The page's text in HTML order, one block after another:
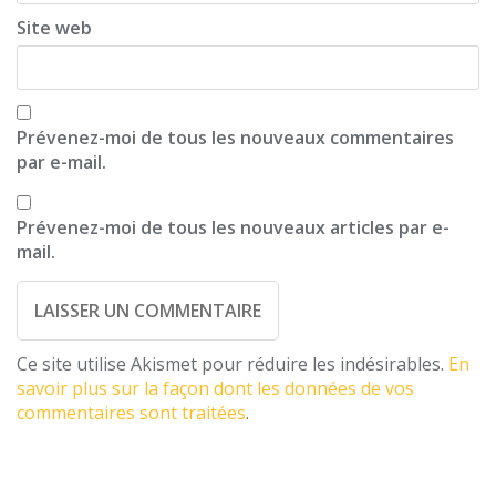
Site web
Prévenez-moi de tous les nouveaux commentaires
par e-mail.
Prévenez-moi de tous les nouveaux articles par e-
mail.
Ce site utilise Akismet pour réduire les indésirables. En
savoir plus sur la façon dont les données de vos
commentaires sont traitées.